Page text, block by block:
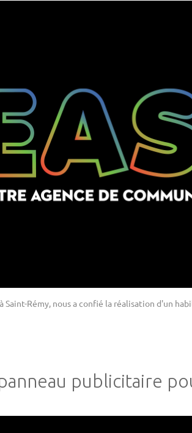
Saint-Rémy, nous a confié la réalisation d'un
publicitaire